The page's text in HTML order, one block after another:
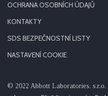
OCHRANA OSOBNÍCH ÚDAJŮ
KONTAKTY
SDS BEZPEČNOSTNÍ LISTY
NASTAVENÍ COOKIE
© 2022 Abbott Laboratories, s.r.o.